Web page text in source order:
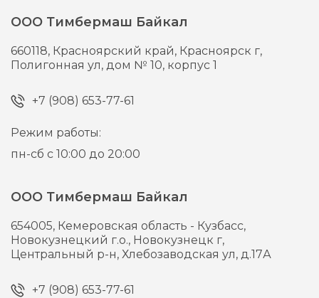
ООО Тимбермаш Байкал
660118, Красноярский край, Красноярск г,
Полигонная ул, дом № 10, корпус 1
+7 (908) 653-77-61
Режим работы:
пн-сб с 10:00 до 20:00
ООО Тимбермаш Байкал
654005, Кемеровская область - Кузбасс,
Новокузнецкий г.о., Новокузнецк г,
Центральный р-н, Хлебозаводская ул, д.17А
+7 (908) 653-77-61